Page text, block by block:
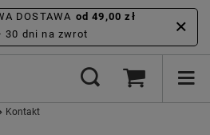
DOSTAWA od 49,00 zł
30 dni na zwrot
Kontakt